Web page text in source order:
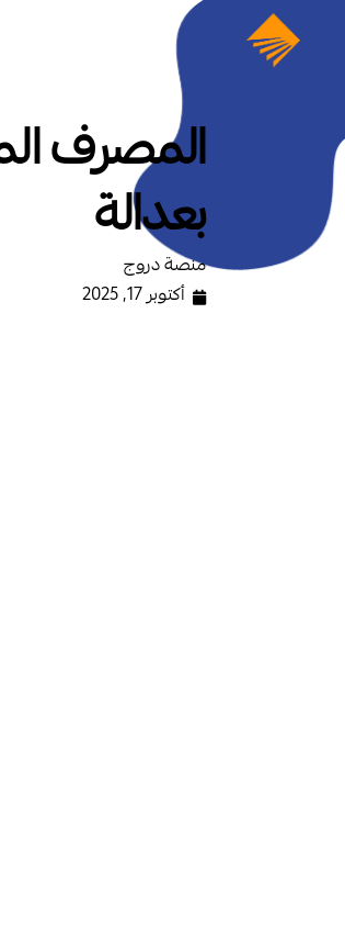
المصرف
بعدالة
منصة دروج
أكتوبر 17, 2025